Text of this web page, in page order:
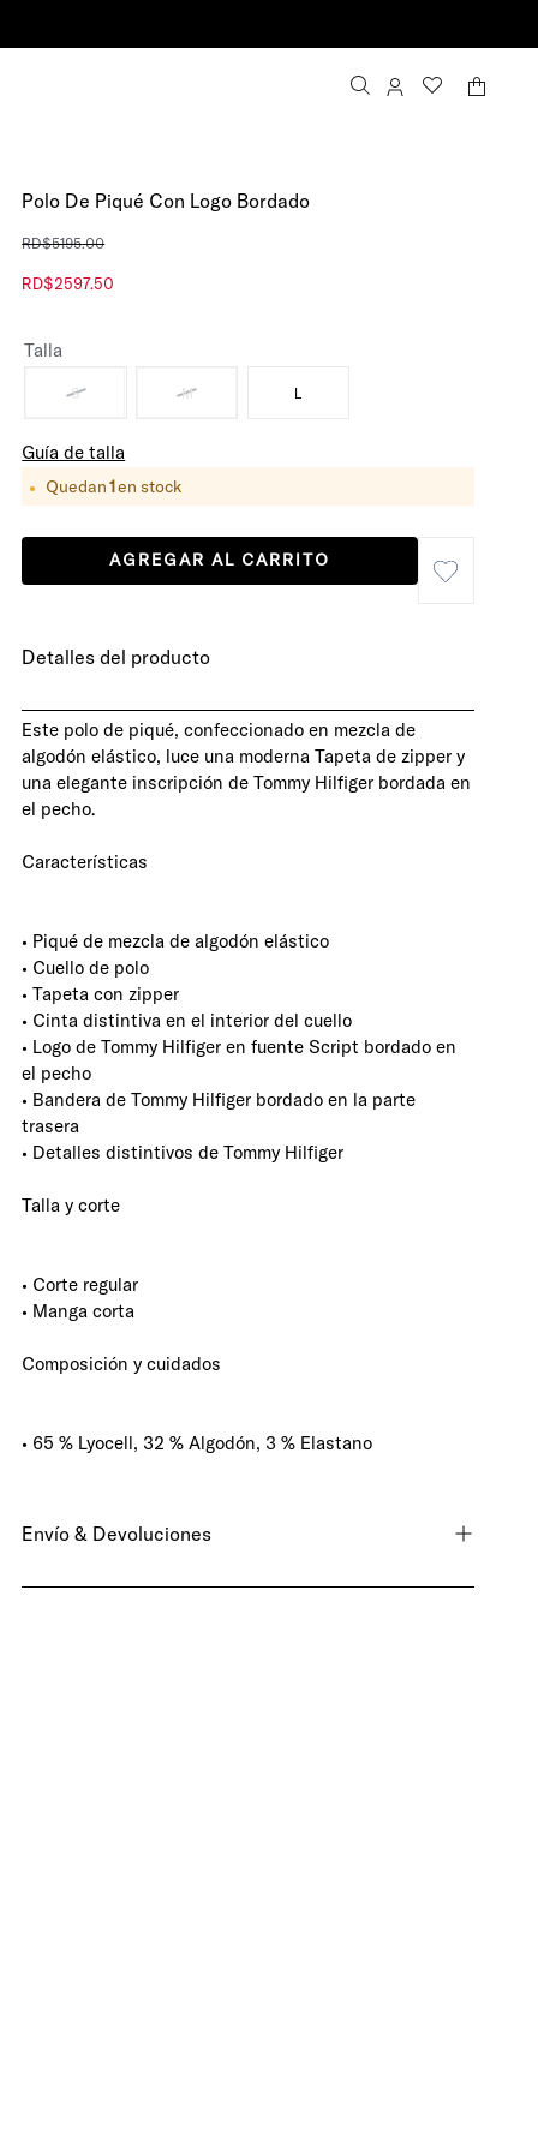
Polo De Piqué Con Logo Bordado
RD$5195.00
RD$2597.50
Talla
S M L
Guía de talla
Quedan1en stock
AGREGAR AL CARRITO
Detalles del producto
Este polo de piqué, confeccionado en mezcla de
algodón elástico, luce una moderna Tapeta de zipper y
una elegante inscripción de Tommy Hilfiger bordada en
el pecho.
Características
• Piqué de mezcla de algodón elástico
• Cuello de polo
• Tapeta con zipper
• Cinta distintiva en el interior del cuello
• Logo de Tommy Hilfiger en fuente Script bordado en
el pecho
• Bandera de Tommy Hilfiger bordado en la parte
trasera
• Detalles distintivos de Tommy Hilfiger
Talla y corte
• Corte regular
• Manga corta
Composición y cuidados
• 65 % Lyocell, 32 % Algodón, 3 % Elastano
Envío & Devoluciones